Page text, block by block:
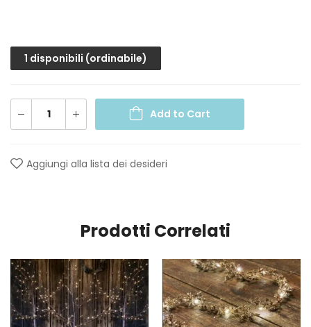
1 disponibili (ordinabile)
Add to Cart
Aggiungi alla lista dei desideri
Prodotti Correlati